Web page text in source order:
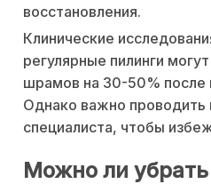
восстановления.
Клинические
регулярные пилинги
шрамов на 30-50% после
Однако важно проводить
специалиста, чтобы
Можно ли